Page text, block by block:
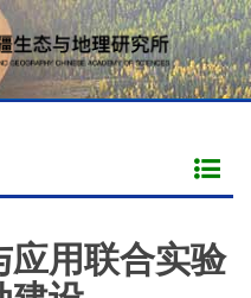
应用联合实验